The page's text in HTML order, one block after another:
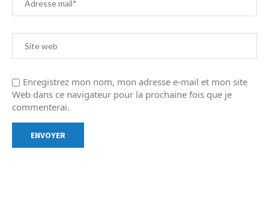
Enregistrez mon nom, mon adresse e-mail et mon site
Web dans ce navigateur pour la prochaine fois que je
commenterai.